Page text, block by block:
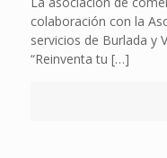
colaboración con la
servicios de Burlada y
“Reinventa tu […]